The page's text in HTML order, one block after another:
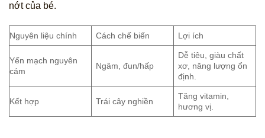
nớt của bé.
Nguyên liệu chính Cách chế biến Lợi ích
Yến mạch nguyên
cám
Ngâm, đun/hấp
Dễ tiêu, giàu chất
xơ, năng lượng ổn
định.
Kết hợp Trái cây nghiền
Tăng vitamin,
hương vị.